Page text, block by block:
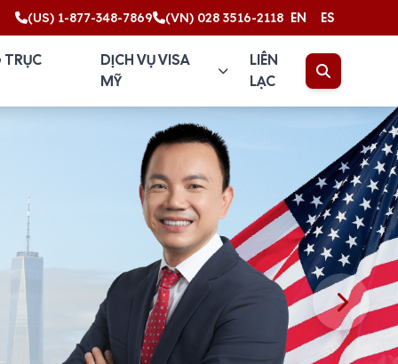
(US) 1-877-348-7869 (VN) 028 3516-2118 EN ES
TRỤC
DỊCH VỤ VISA
MỸ
LIÊN
LẠC